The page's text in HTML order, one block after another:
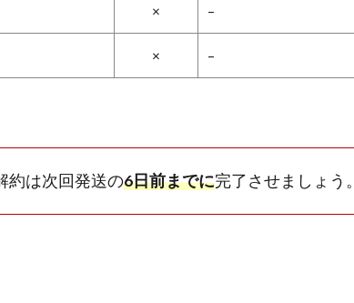
× –
× –
約は次回発送の6日前までに完了させましょう。